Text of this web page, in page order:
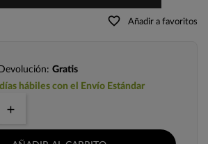
favorite_border Añadir a favoritos
Gratis
hábiles con el Envío Estándar